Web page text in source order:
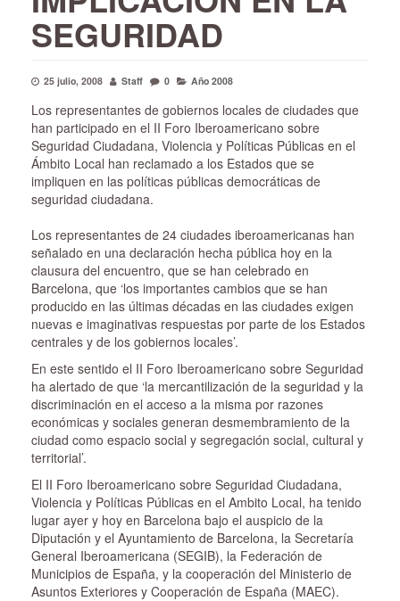
SEGURIDAD
25 julio, 2008 Staff 0 Año 2008
Los representantes de gobiernos locales de ciudades que
han participado en el II Foro Iberoamericano sobre
Seguridad Ciudadana, Violencia y Políticas Públicas en el
Ámbito Local han reclamado a los Estados que se
impliquen en las políticas públicas democráticas de
seguridad ciudadana.
Los representantes de 24 ciudades iberoamericanas han
señalado en una declaración hecha pública hoy en la
clausura del encuentro, que se han celebrado en
Barcelona, que ‘los importantes cambios que se han
producido en las últimas décadas en las ciudades exigen
nuevas e imaginativas respuestas por parte de los Estados
centrales y de los gobiernos locales’.
En este sentido el II Foro Iberoamericano sobre Seguridad
ha alertado de que ‘la mercantilización de la seguridad y la
discriminación en el acceso a la misma por razones
económicas y sociales generan desmembramiento de la
ciudad como espacio social y segregación social, cultural y
territorial’.
El II Foro Iberoamericano sobre Seguridad Ciudadana,
Violencia y Políticas Públicas en el Ambito Local, ha tenido
lugar ayer y hoy en Barcelona bajo el auspicio de la
Diputación y el Ayuntamiento de Barcelona, la Secretaría
General Iberoamericana (SEGIB), la Federación de
Municipios de España, y la cooperación del Ministerio de
Asuntos Exteriores y Cooperación de España (MAEC).